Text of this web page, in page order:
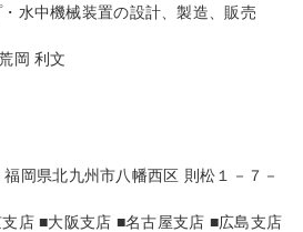
水中機械装置の設計、製造、販売
岡 利文
岡県北九州市八幡西区 則松１－７－
店 ■大阪支店 ■名古屋支店 ■広島支店